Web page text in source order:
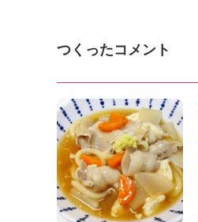
つくったコメント